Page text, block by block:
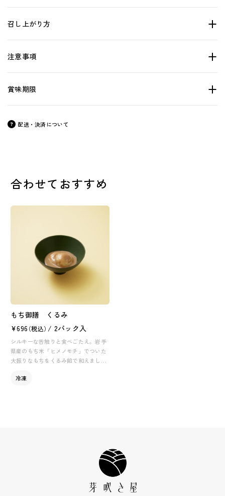
召し上がり方
注意事項
賞味期限
配送・決済について
合わせておすすめ
もち御膳 くるみ
¥696（税込）/ 2パック入
シルキーな舌触りと食べごたえ。岩手
県産のもち米「ヒメノモチ」でついた
大振りなもちをくるみ餡で和えまし
冷凍